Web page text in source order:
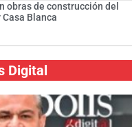
obras de construcción del
Blanca
Digital